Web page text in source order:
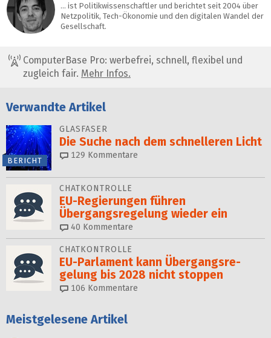
… ist Politikwissenschaftler und berichtet seit 2004 über
Netzpolitik, Tech-Ökonomie und den digitalen Wandel der
Gesellschaft.
ComputerBase Pro: werbefrei, schnell, flexibel und
zugleich fair. Mehr Infos.
Verwandte Artikel
BERICHT
GLASFASER
Die Suche nach dem schnelleren Licht
129 Kommentare
CHATKONTROLLE
EU-Regierungen führen
Übergangsregelung wieder ein
40 Kommentare
CHATKONTROLLE
EU-Parlament kann Über­gangs­re­
gelung bis 2028 nicht stoppen
106 Kommentare
Meistgelesene Artikel